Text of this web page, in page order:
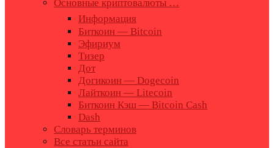
Основные криптовалюты …
Информация
Биткоин — Bitcoin
Эфириум
Тизер
Дот
Догикоин — Dogecoin
Лайткоин — Litecoin
Биткоин Кэш — Bitcoin Cash
Dash
Словарь терминов
Все статьи сайта